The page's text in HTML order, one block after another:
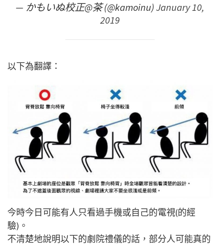
— かもいぬ校正@茶 (@kamoinu)January 10,
2019
以下為翻譯：
今時今日可能有人只看過手機或自己的電視(的經
驗)。
不清楚地說明以下的劇院禮儀的話，部分人可能真的